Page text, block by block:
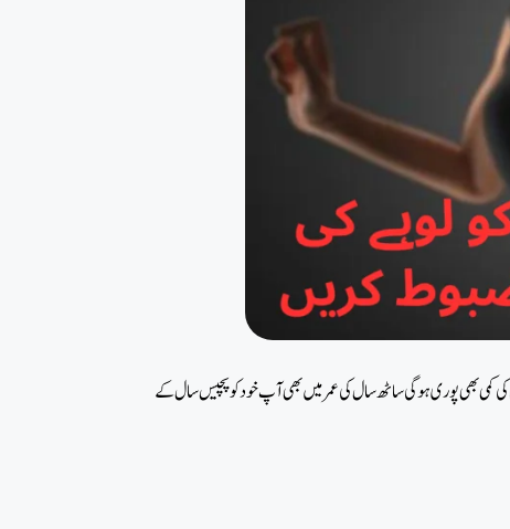
کی کمی بھی پوری ہوگی ساٹھ سال کی عمر میں بھی آپ خود کو پچیس سال کے